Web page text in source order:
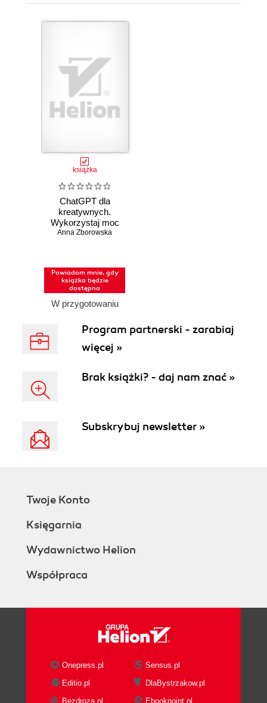
książka
ChatGPT dla
kreatywnych.
Wykorzystaj moc
AI w codziennych
Anna Zborowska
Powiadom mnie, gdy
książka będzie
dostępna
W przygotowaniu
Program partnerski - zarabiaj
więcej »
Brak książki? - daj nam znać »
Subskrybuj newsletter »
Twoje Konto
Księgarnia
Wydawnictwo Helion
Współpraca
Onepress.pl
Sensus.pl
Editio.pl
DlaBystrzakow.pl
Bezdroza.pl
Ebookpoint.pl